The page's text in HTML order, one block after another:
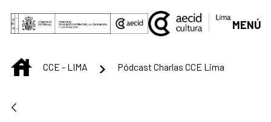
Saut au contenu principal
MENÚ
INICIOCCE - LIMA Pódcast Charlas CCE Lima